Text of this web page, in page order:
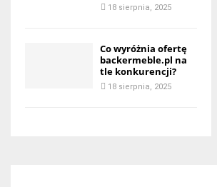
18 sierpnia, 2025
Co wyróżnia ofertę
backermeble.pl na
tle konkurencji?
18 sierpnia, 2025